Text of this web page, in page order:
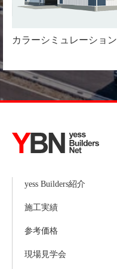
カラーシミュレーション
yess Builders紹介
施工実績
参考価格
現場見学会